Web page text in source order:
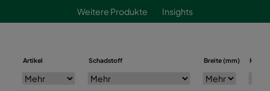
Weitere Produkte
Insights
Artikel Schadstoff Breite (mm) Höhe